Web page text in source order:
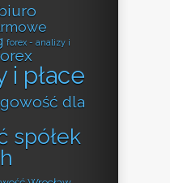
forex - analizy i
i płace
dla
spółek